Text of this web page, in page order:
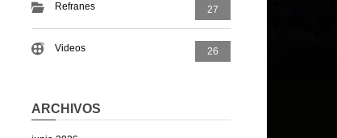
Refranes 27
Videos 26
ARCHIVOS